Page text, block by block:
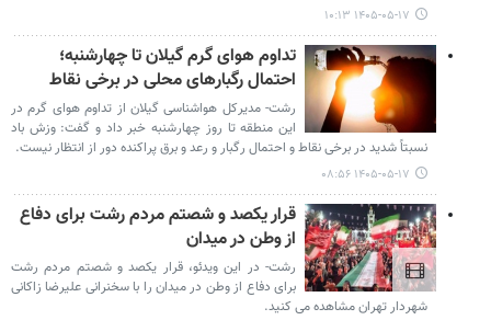
۱۴۰۵-۰۵-۱۷ ۱۰:۱۳
تداوم هوای گرم گیلان تا چهارشنبه؛
احتمال رگبارهای محلی در برخی نقاط
رشت- مدیرکل هواشناسی گیلان از تداوم هوای گرم در
این منطقه تا روز چهارشنبه خبر داد و گفت: وزش باد
نسبتاً شدید در برخی نقاط و احتمال رگبار و رعد و برق پراکنده دور از انتظار نیست.
۱۴۰۵-۰۵-۱۷ ۰۸:۵۶
قرار یکصد و شصتم مردم رشت برای دفاع
از وطن در میدان
رشت- در این ویدئو، قرار یکصد و شصتم مردم رشت
برای دفاع از وطن در میدان را با سخنرانی علیرضا زاکانی
شهردار تهران مشاهده می کنید.